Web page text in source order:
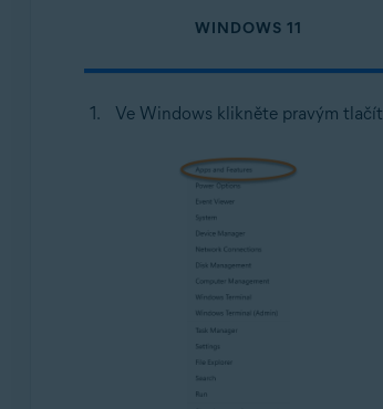
Microsoft Windows 7 Home Basic /
WINDOWS 11
Ve Windows klikněte pravým